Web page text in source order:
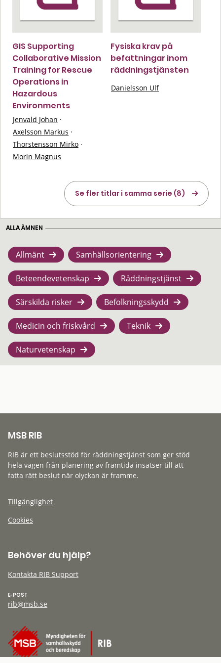
GIS Supporting
Collaborative Mission
Training for Rescue
Operations in
Hazardous
Environments
Jenvald Johan ·
Axelsson Markus ·
Thorstensson Mirko ·
Morin Magnus
Fysiska krav på
befattningar inom
räddningstjänsten
Danielsson Ulf
Se fler titlar i samma serie (8)
ALLA ÄMNEN
Allmänt Samhällsorientering
Beteendevetenskap Räddningstjänst
Särskilda risker Befolkningsskydd
Medicin och friskvård Teknik
Naturvetenskap
MSB RIB
RIB är ett beslutsstöd för räddningstjänst som ger stöd
hela vägen från planering av framtida insatser till att
fatta rätt beslut när olyckan är framme.
Tillgänglighet
Cookies
Behöver du hjälp?
Kontakta RIB Support
E-POST
rib@msb.se